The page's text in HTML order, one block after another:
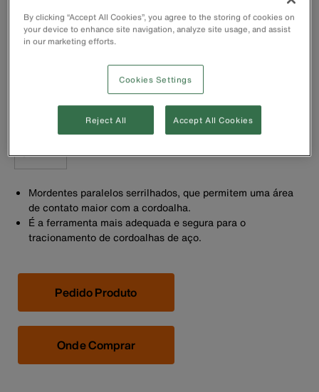
Mordentes paralelos serrilhados, que permitem uma área
de contato maior com a cordoalha.
É a ferramenta mais adequada e segura para o
tracionamento de cordoalhas de aço.
Pedido Produto
Onde Comprar
By clicking “Accept All Cookies”, you agree to the storing of cookies on
your device to enhance site navigation, analyze site usage, and assist
in our marketing efforts.
Cookies Settings
Reject All Accept All Cookies